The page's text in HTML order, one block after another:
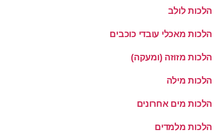
הלכות לולב
הלכות מאכלי עובדי כוכבים
הלכות מזוזה (ומעקה)
הלכות מילה
הלכות מים אחרונים
הלכות מלמדים